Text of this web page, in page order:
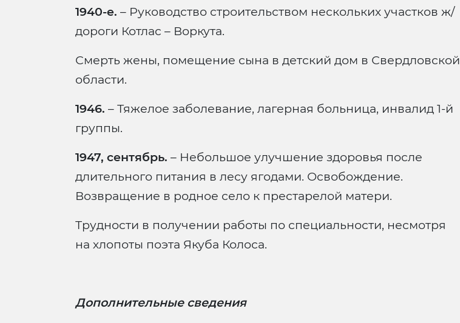
1940-е. – Руководство строительством нескольких участков ж/
дороги Котлас – Воркута.
Смерть жены, помещение сына в детский дом в Свердловской
области.
1946. – Тяжелое заболевание, лагерная больница, инвалид 1-й
группы.
1947, сентябрь. – Небольшое улучшение здоровья после
длительного питания в лесу ягодами. Освобождение.
Возвращение в родное село к престарелой матери.
Трудности в получении работы по специальности, несмотря
на хлопоты поэта Якуба Колоса.
Дополнительные сведения